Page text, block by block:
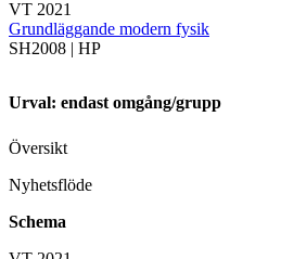
VT 2021
Grundläggande modern fysik
SH2008 | HP
Urval: endast omgång/grupp
Översikt
Nyhetsflöde
Schema